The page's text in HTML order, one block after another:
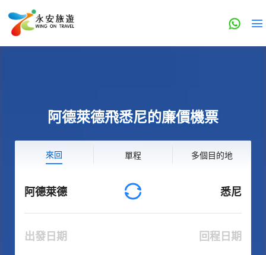
阿德萊德飛悉尼的廉價機票
來回 單程 多個目的地
阿德萊德 悉尼
出發日期 回程日期